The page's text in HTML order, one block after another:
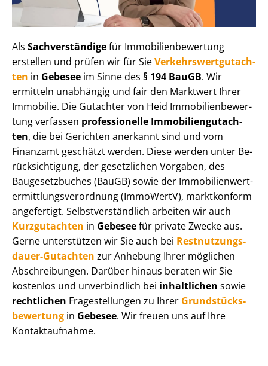
Als Sachverständigefür Im­mo­bi­li­en­be­wer­tung
erstellen und prüfen wir für SieVer­kehrs­wert­gut­ach­
ten in Gebesee im Sinne des § 194 BauGB. Wir
ermitteln unabhängig und fair den Marktwert Ihrer
Immobilie. Die Gutachter von Heid Im­mo­bi­li­en­be­wer­
tung verfassen professionelle Im­mo­bi­li­en­gut­ach­
ten, die bei Gerichten anerkannt sind und vom
Finanzamt geschätzt werden. Diese werden unter Be­
rück­sich­ti­gung, der gesetzlichen Vorgaben, des
Baugesetzbuches (BauGB) sowie der Im­mo­bi­li­en­wert­
ermitt­lungs­ver­ord­nung (ImmoWertV), marktkonform
angefertigt. Selbst­ver­ständ­lich arbeiten wir auch
Kurzgutachten in Gebeseefür private Zwecke aus.
Gerne unterstützen wir Sie auch bei Rest­nut­zungs­
dau­er-Gutachten zur Anhebung Ihrer möglichen
Abschreibungen. Darüber hinaus beraten wir Sie
kostenlos und unverbindlich bei inhaltlichen sowie
rechtlichen Fragestellungen zu Ihrer Grund­stücks­
be­wer­tung in Gebesee. Wir freuen uns auf Ihre
Kontaktaufnahme.